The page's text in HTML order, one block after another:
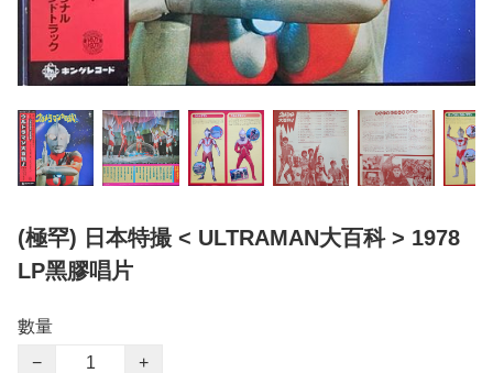
(極罕) 日本特撮 < ULTRAMAN大百科 > 1978
LP黑膠唱片
數量
−
+